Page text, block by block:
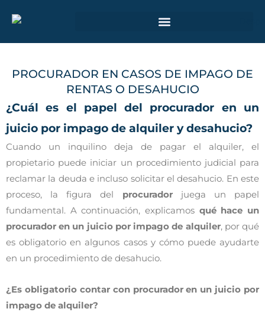
PROCURADOR EN CASOS DE IMPAGO DE
RENTAS O DESAHUCIO
¿Cuál es el papel del procurador en un
juicio por impago de alquiler y desahucio?
Cuando un inquilino deja de pagar el alquiler, el
propietario puede iniciar un procedimiento judicial para
reclamar la deuda e incluso solicitar el desahucio. En este
proceso, la figura del procuradorjuega un papel
fundamental. A continuación, explicamos qué hace un
procurador en un juicio por impago de alquiler, por qué
es obligatorio en algunos casos y cómo puede ayudarte
en un procedimiento de desahucio.
¿Es obligatorio contar con procurador en un juicio por
impago de alquiler?